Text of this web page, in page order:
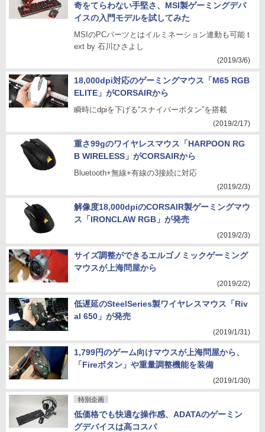
奇をてらわない手堅さ、MSI製ゲーミングデバ
イスの入門モデルを試してみた
MSIのPCパーツとはイルミネーション連動も可能 t
ext by 石川ひさよし
(2019/3/6)
18,000dpi対応のゲーミングマウス「M65 RGB
ELITE」がCORSAIRから
瞬時にdpiを下げる“スナイパーボタン”を搭載
(2019/2/17)
重さ99gのワイヤレスマウス「HARPOON RG
B WIRELESS」がCORSAIRから
Bluetooth+無線+有線の3接続に対応
(2019/2/3)
解像度18,000dpiのCORSAIR製ゲーミングマウ
ス「IRONCLAW RGB」が発売
(2019/2/3)
サイズ調整ができるエルゴノミックゲーミング
マウスが上海問屋から
(2019/2/2)
低遅延のSteelSeries製ワイヤレスマウス「Riv
al 650」が発売
(2019/1/31)
1,799円のゲーム向けマウスが上海問屋から、
「Fireボタン」や重量調整機能を装備
(2019/1/30)
特別企画
低価格でも快適な操作感、ADATAのゲーミン
グデバイスは高コスパ